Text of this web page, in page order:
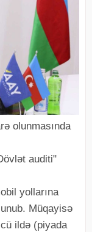
olunmasında
auditi"
yollarına
Müqayisə
ildə (piyada